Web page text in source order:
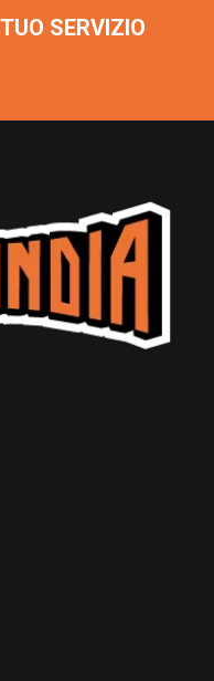
SERVIZIO